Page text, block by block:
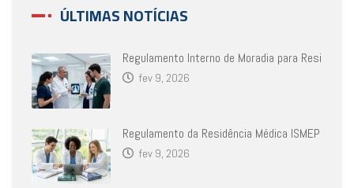
ÚLTIMAS NOTÍCIAS
Regulamento Interno de Moradia para Resi
fev 9, 2026
Regulamento da Residência Médica ISMEP
fev 9, 2026